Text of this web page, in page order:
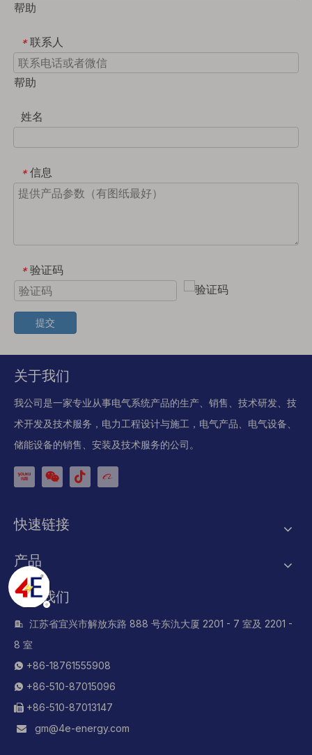
帮助
* 联系人
帮助
姓名
* 信息
* 验证码
提交
关于我们
我公司是一家专业从事电气系统产品的生产、销售、技术研发、技
术开发及技术服务，电力工程设计与施工，电气产品、电气设备、
储能设备的销售、安装及技术服务的公司。
快速链接
产品
联系我们

江苏省宜兴市解放东路 888 号东氿大厦 2201 - 7 室及 2201 -
8 室
 +86-18761555908
 +86-510-87015096
 +86-510-87013147
 gm@4e-energy.com